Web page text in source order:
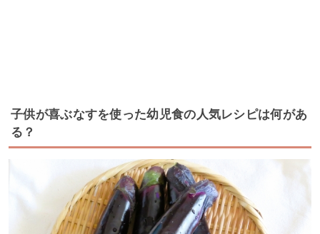
子供が喜ぶなすを使った幼児食の人気レシピは何があ
る？